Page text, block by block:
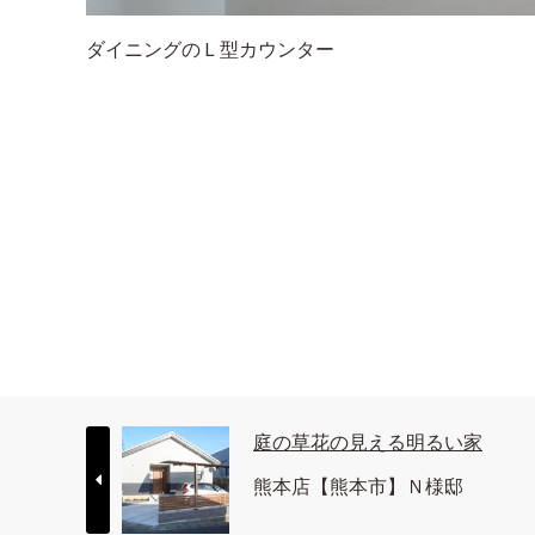
ダイニングのＬ型カウンター
庭の草花の見える明るい家
熊本店【熊本市】Ｎ様邸